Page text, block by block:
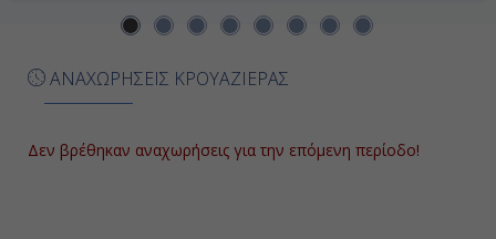
ΑΝΑΧΩΡΗΣΕΙΣ ΚΡΟΥΑΖΙΕΡΑΣ
Δεν βρέθηκαν αναχωρήσεις για την επόμενη περίοδο!